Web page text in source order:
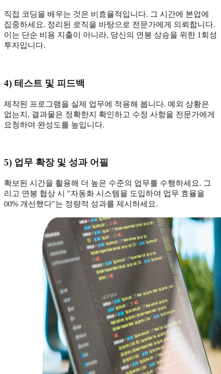
직접 코딩을 배우는 것은 비효율적입니다. 그 시간에 본업에
집중하세요. 정리된 로직을 바탕으로 전문가에게 의뢰합니다.
이는 단순 비용 지출이 아니라, 당신의 연봉 상승을 위한 1회성
투자입니다.
4) 테스트 및 피드백
제작된 프로그램을 실제 업무에 적용해 봅니다. 예외 상황은
없는지, 결과물은 정확한지 확인하고 수정 사항을 전문가에게
요청하여 완성도를 높입니다.
5) 업무 확장 및 성과 어필
확보된 시간을 활용해 더 높은 수준의 업무를 수행하세요. 그
리고 연봉 협상 시 "자동화 시스템을 도입하여 업무 효율을
00% 개선했다"는 정량적 성과를 제시하세요.